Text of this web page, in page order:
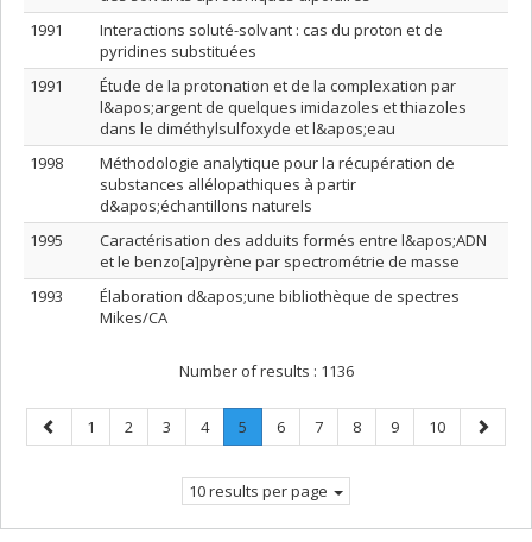
1991
Interactions soluté-solvant : cas du proton et de
pyridines substituées
1991
Étude de la protonation et de la complexation par
l&apos;argent de quelques imidazoles et thiazoles
dans le diméthylsulfoxyde et l&apos;eau
1998
Méthodologie analytique pour la récupération de
substances allélopathiques à partir
d&apos;échantillons naturels
1995
Caractérisation des adduits formés entre l&apos;ADN
et le benzo[a]pyrène par spectrométrie de masse
1993
Élaboration d&apos;une bibliothèque de spectres
Mikes/CA
Number of results : 1136
Previous
page
Page
1 Page
2 Page
3 Page
4 Page
5
Current
Page
6 Page
7 Page
8 Page
9 Page
10
Next
page
10 results per page